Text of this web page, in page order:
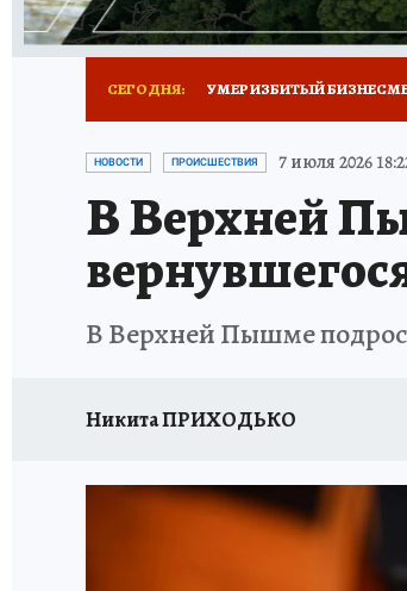
СЕГОДНЯ: УМЕР ИЗБИТЫЙ
ЗАПОВЕДНАЯ РОССИЯ
НОВОСТИ ПРОИСШЕСТВИЯ 7 июля 2026
В Верхней
В Верхней Пышме
Никита ПРИХОДЬКО